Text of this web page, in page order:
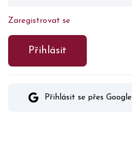
Zaregistrovat se
Přihlásit
Přihlásit se přes Google